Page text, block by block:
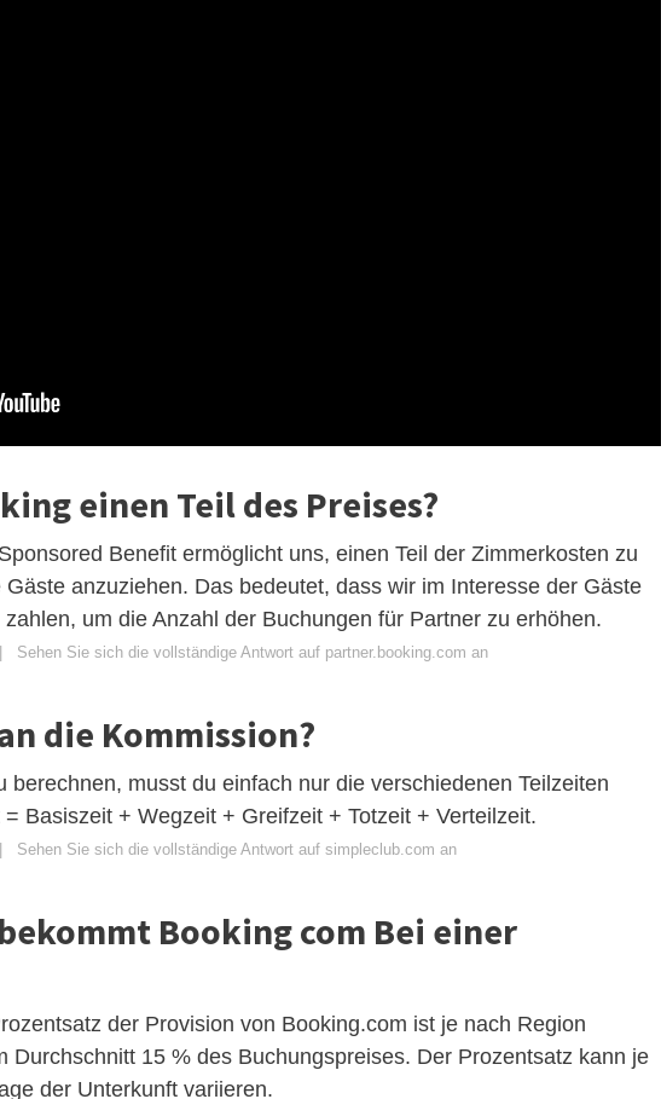
einen Teil des Preises?
Benefit ermöglicht uns, einen Teil der Zimmerkosten zu
anzuziehen. Das bedeutet, dass wir im Interesse der Gäste
um die Anzahl der Buchungen für Partner zu erhöhen.
Sehen Sie sich die vollständige Antwort auf partner.booking.com an
die Kommission?
berechnen, musst du einfach nur die verschiedenen Teilzeiten
Basiszeit + Wegzeit + Greifzeit + Totzeit + Verteilzeit.
Sehen Sie sich die vollständige Antwort auf simpleclub.com an
Booking com Bei einer
der Provision von Booking.com ist je nach Region
Durchschnitt 15 % des Buchungspreises. Der Prozentsatz kann je
der Unterkunft variieren.